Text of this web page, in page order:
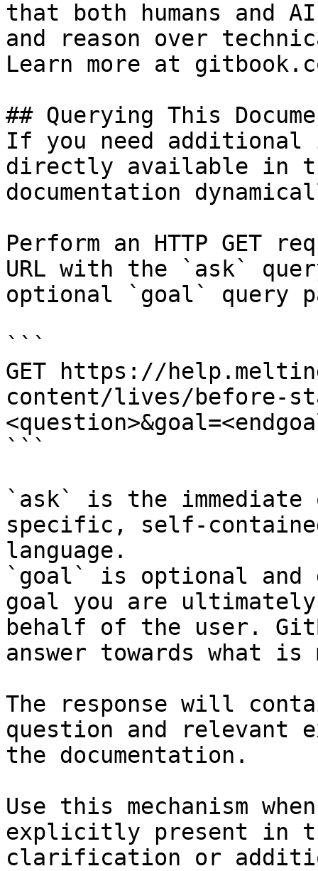
that both humans and
and reason over
Learn more at
## Querying This
If you need
directly available in
documentation
Perform an HTTP GET
URL with the `ask`
optional `goal` query
```
GET https://
content/lives/before-
```
`ask` is the
specific, self-
language.
`goal` is optional and
goal you are
behalf of the user.
answer towards what
The response will
question and relevant
the documentation.
Use this mechanism
explicitly present in
clarification or